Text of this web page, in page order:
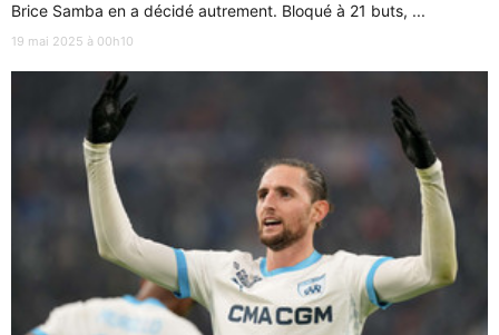
Brice Samba en a décidé autrement. Bloqué à 21 buts, ...
19 mai 2025 à 00h10